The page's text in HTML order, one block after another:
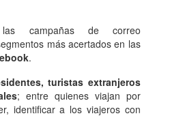
las campañas de correo
más acertados en las
.
turistas extranjeros
; entre quienes viajan por
identificar a los viajeros con